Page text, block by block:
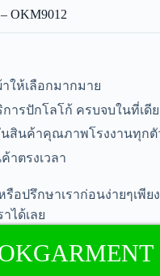
OKM9012
ให้เลือกมากมาย
ารปักโลโก้ ครบจบในที่เดี
นสินค้าคุณภาพโรงงานทุกตั
าตรงเวลา
รือปรึกษาเราก่อนง่ายๆเพีย
ได้เลย